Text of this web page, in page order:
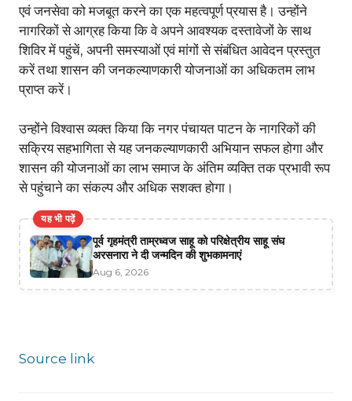
एवं जनसेवा को मजबूत करने का एक महत्वपूर्ण प्रयास है। उन्होंने
नागरिकों से आग्रह किया कि वे अपने आवश्यक दस्तावेजों के साथ
शिविर में पहुंचें, अपनी समस्याओं एवं मांगों से संबंधित आवेदन प्रस्तुत
करें तथा शासन की जनकल्याणकारी योजनाओं का अधिकतम लाभ
प्राप्त करें।
उन्होंने विश्वास व्यक्त किया कि नगर पंचायत पाटन के नागरिकों की
सक्रिय सहभागिता से यह जनकल्याणकारी अभियान सफल होगा और
शासन की योजनाओं का लाभ समाज के अंतिम व्यक्ति तक प्रभावी रूप
से पहुंचाने का संकल्प और अधिक सशक्त होगा।
यह भी पढ़ें
पूर्व गृहमंत्री ताम्रध्वज साहू को परिक्षेत्रीय साहू संघ
अरसनारा ने दी जन्मदिन की शुभकामनाएं
Aug 6, 2026
Source link